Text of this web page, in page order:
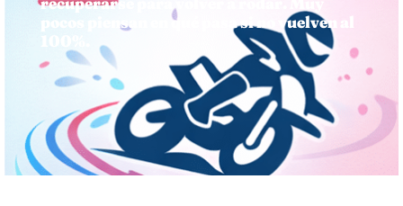
pocos piensan en qué pasa si no vuelven al
100%.